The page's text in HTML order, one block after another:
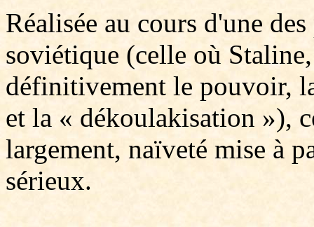
Réalisée au cours d'une
soviétique (celle où
définitivement le pouvoir,
et la « dékoulakisation »),
largement, naïveté mise à
sérieux.